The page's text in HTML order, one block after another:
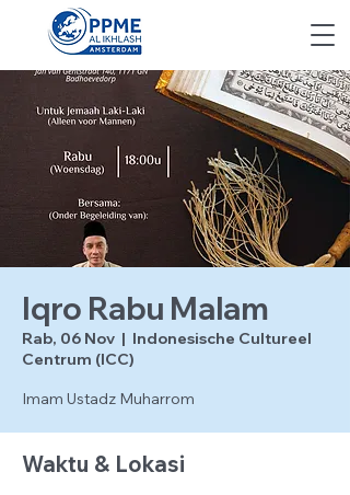
Iqro Rabu Malam
Rab, 06 Nov
  |
Indonesische Cultureel
Centrum (ICC)
Imam Ustadz Muharrom
Waktu & Lokasi